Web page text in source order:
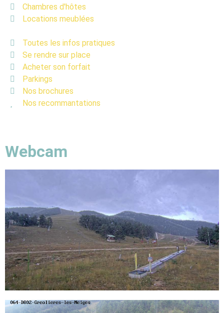
Chambres d'hôtes
Locations meublées
Toutes les infos pratiques
Se rendre sur place
Acheter son forfait
Parkings
Nos brochures
Nos recommantations
Webcam